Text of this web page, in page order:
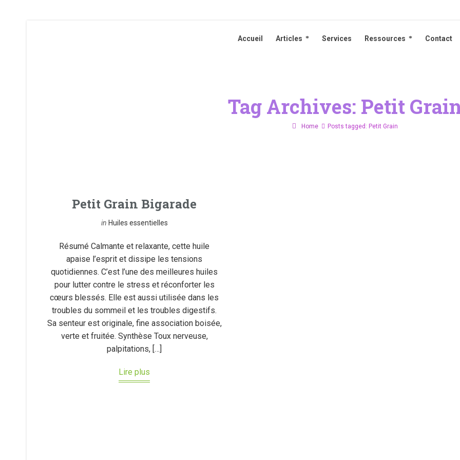
Accueil Articles Services Ressources Contact
Tag Archives: Petit
Home Posts tagged: Petit Grain
Petit Grain Bigarade
in Huiles essentielles
Résumé Calmante et relaxante, cette huile
apaise l’esprit et dissipe les tensions
quotidiennes. C’est l’une des meilleures huiles
pour lutter contre le stress et réconforter les
cœurs blessés. Elle est aussi utilisée dans les
troubles du sommeil et les troubles digestifs.
Sa senteur est originale, fine association boisée,
verte et fruitée. Synthèse Toux nerveuse,
palpitations, […]
Lire plus